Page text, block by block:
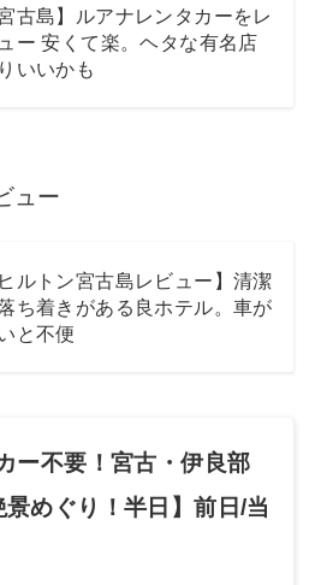
宮古島】ルアナレンタカーをレ
ー 安くて楽。ヘタな有名店
いいかも
ュー
ヒルトン宮古島レビュー】清潔
ち着きがある良ホテル。車が
と不便
ー不要！宮古・伊良部
めぐり！半日】前日/当